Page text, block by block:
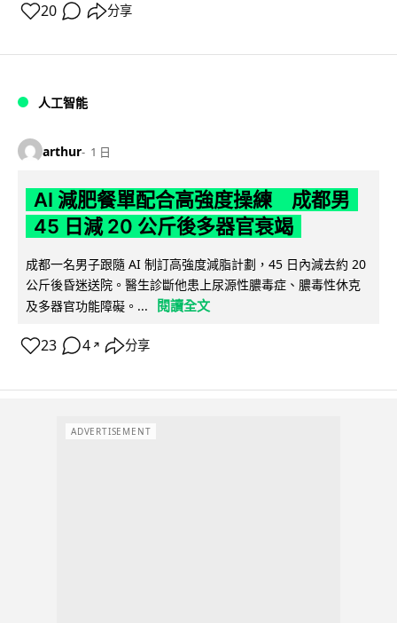
20 分享
人工智能
arthur 1 日
AI 減肥餐單配合高強度操練 成都男
45 日減 20 公斤後多器官衰竭
成都一名男子跟隨 AI 制訂高強度減脂計劃，45 日內減去約 20
公斤後昏迷送院。醫生診斷他患上尿源性膿毒症、膿毒性休克
及多器官功能障礙。...
閱讀全文
23 4 ↗ 分享
ADVERTISEMENT